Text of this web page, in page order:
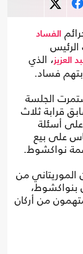
الفساد
الرئيس
العزيز ، الذي
فساد.
"عربي21" استمرت الجلسة
قرابة ثلاث
على أسئلة
على بيع
نواكشوط.
الموريتاني من
بنواكشوط،
من أركان